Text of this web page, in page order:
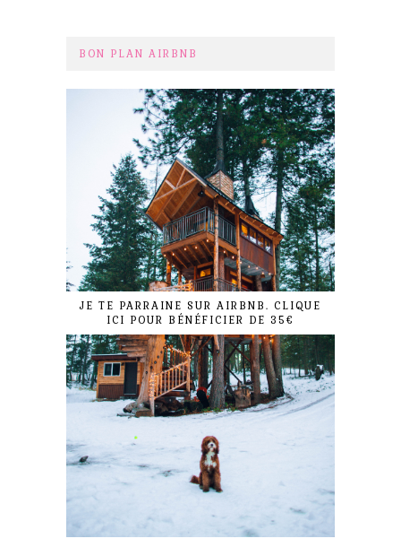
BON PLAN AIRBNB
JE TE PARRAINE SUR AIRBNB. CLIQUE
ICI POUR BÉNÉFICIER DE 35€